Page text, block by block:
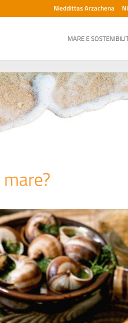
Nieddittas Arzachena
MARE E